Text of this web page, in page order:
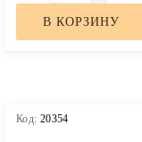
В КОРЗИНУ
Код: 20354